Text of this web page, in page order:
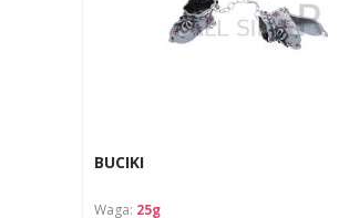
BUCIKI
Waga: 25g